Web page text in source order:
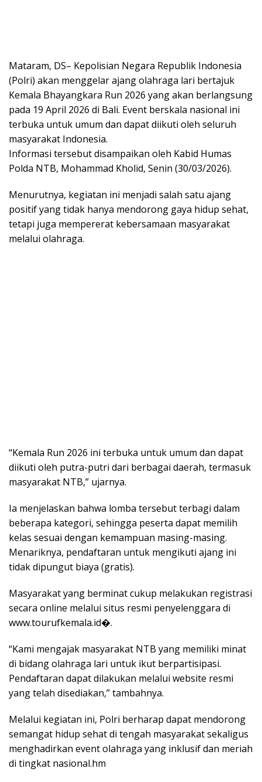
Mataram, DS– Kepolisian Negara Republik Indonesia
(Polri) akan menggelar ajang olahraga lari bertajuk
Kemala Bhayangkara Run 2026 yang akan berlangsung
pada 19 April 2026 di Bali. Event berskala nasional ini
terbuka untuk umum dan dapat diikuti oleh seluruh
masyarakat Indonesia.
Informasi tersebut disampaikan oleh Kabid Humas
Polda NTB, Mohammad Kholid, Senin (30/03/2026).
Menurutnya, kegiatan ini menjadi salah satu ajang
positif yang tidak hanya mendorong gaya hidup sehat,
tetapi juga mempererat kebersamaan masyarakat
melalui olahraga.
“Kemala Run 2026 ini terbuka untuk umum dan dapat
diikuti oleh putra-putri dari berbagai daerah, termasuk
masyarakat NTB,” ujarnya.
Ia menjelaskan bahwa lomba tersebut terbagi dalam
beberapa kategori, sehingga peserta dapat memilih
kelas sesuai dengan kemampuan masing-masing.
Menariknya, pendaftaran untuk mengikuti ajang ini
tidak dipungut biaya (gratis).
Masyarakat yang berminat cukup melakukan registrasi
secara online melalui situs resmi penyelenggara di
www.tourufkemala.id⁠�.
“Kami mengajak masyarakat NTB yang memiliki minat
di bidang olahraga lari untuk ikut berpartisipasi.
Pendaftaran dapat dilakukan melalui website resmi
yang telah disediakan,” tambahnya.
Melalui kegiatan ini, Polri berharap dapat mendorong
semangat hidup sehat di tengah masyarakat sekaligus
menghadirkan event olahraga yang inklusif dan meriah
di tingkat nasional.hm